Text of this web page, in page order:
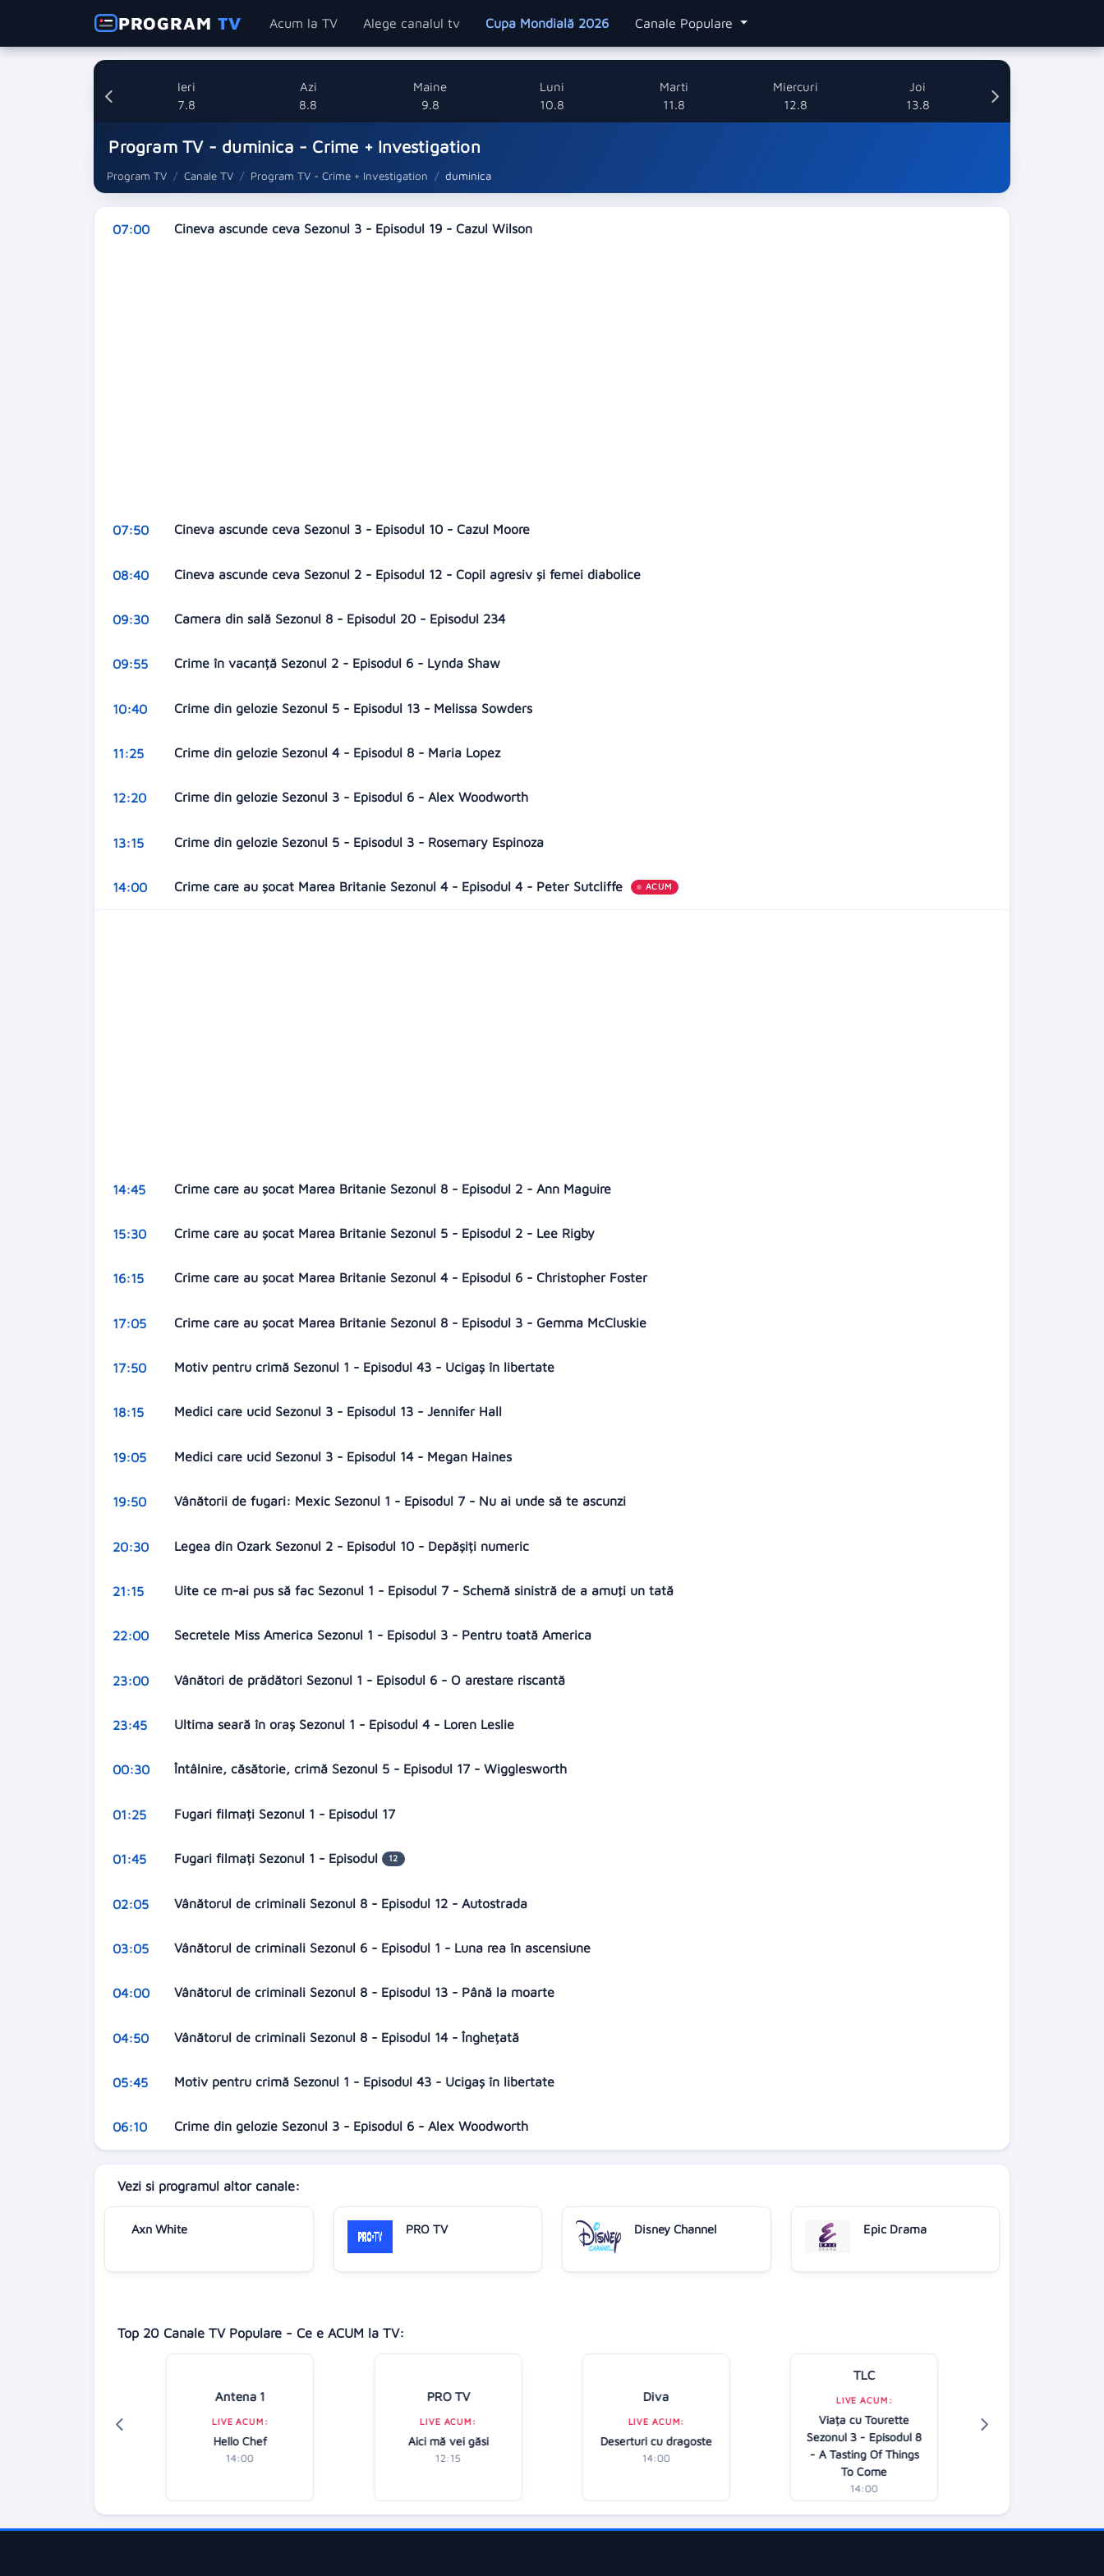
PROGRAMTV Acum la TV Alege canalul tv Cupa Mondială 2026 Canale Populare
Ieri
7.8
Azi
8.8
Maine
9.8
Luni
10.8
Marti
11.8
Miercuri
12.8
Joi
13.8
Program TV - duminica - Crime + Investigation
Program TV Canale TV Program TV - Crime + Investigation duminica
07:00 Cineva ascunde ceva Sezonul 3 - Episodul 19 - Cazul Wilson
07:50 Cineva ascunde ceva Sezonul 3 - Episodul 10 - Cazul Moore
08:40 Cineva ascunde ceva Sezonul 2 - Episodul 12 - Copil agresiv și femei diabolice
09:30 Camera din sală Sezonul 8 - Episodul 20 - Episodul 234
09:55 Crime în vacanță Sezonul 2 - Episodul 6 - Lynda Shaw
10:40 Crime din gelozie Sezonul 5 - Episodul 13 - Melissa Sowders
11:25 Crime din gelozie Sezonul 4 - Episodul 8 - Maria Lopez
12:20 Crime din gelozie Sezonul 3 - Episodul 6 - Alex Woodworth
13:15 Crime din gelozie Sezonul 5 - Episodul 3 - Rosemary Espinoza
14:00 Crime care au şocat Marea Britanie Sezonul 4 - Episodul 4 - Peter Sutcliffe ACUM
14:45 Crime care au şocat Marea Britanie Sezonul 8 - Episodul 2 - Ann Maguire
15:30 Crime care au şocat Marea Britanie Sezonul 5 - Episodul 2 - Lee Rigby
16:15 Crime care au şocat Marea Britanie Sezonul 4 - Episodul 6 - Christopher Foster
17:05 Crime care au şocat Marea Britanie Sezonul 8 - Episodul 3 - Gemma McCluskie
17:50 Motiv pentru crimă Sezonul 1 - Episodul 43 - Ucigaș în libertate
18:15 Medici care ucid Sezonul 3 - Episodul 13 - Jennifer Hall
19:05 Medici care ucid Sezonul 3 - Episodul 14 - Megan Haines
19:50 Vânătorii de fugari: Mexic Sezonul 1 - Episodul 7 - Nu ai unde să te ascunzi
20:30 Legea din Ozark Sezonul 2 - Episodul 10 - Depășiți numeric
21:15 Uite ce m-ai pus să fac Sezonul 1 - Episodul 7 - Schemă sinistră de a amuţi un tată
22:00 Secretele Miss America Sezonul 1 - Episodul 3 - Pentru toată America
23:00 Vânători de prădători Sezonul 1 - Episodul 6 - O arestare riscantă
23:45 Ultima seară în oraș Sezonul 1 - Episodul 4 - Loren Leslie
00:30 Întâlnire, căsătorie, crimă Sezonul 5 - Episodul 17 - Wigglesworth
01:25 Fugari filmați Sezonul 1 - Episodul 17
01:45 Fugari filmați Sezonul 1 - Episodul 12
02:05 Vânătorul de criminali Sezonul 8 - Episodul 12 - Autostrada
03:05 Vânătorul de criminali Sezonul 6 - Episodul 1 - Luna rea în ascensiune
04:00 Vânătorul de criminali Sezonul 8 - Episodul 13 - Până la moarte
04:50 Vânătorul de criminali Sezonul 8 - Episodul 14 - Înghețată
05:45 Motiv pentru crimă Sezonul 1 - Episodul 43 - Ucigaș în libertate
06:10 Crime din gelozie Sezonul 3 - Episodul 6 - Alex Woodworth
Vezi si programul altor canale:
Axn White PRO TV Disney Channel Epic Drama
Top 20 Canale TV Populare - Ce e ACUM la TV:
Antena 1
LIVE ACUM:
Hello Chef
14:00
PRO TV
LIVE ACUM:
Aici mă vei găsi
12:15
Diva
LIVE ACUM:
Deserturi cu dragoste
14:00
TLC
LIVE ACUM:
Viața cu Tourette
Sezonul 3 - Episodul 8
- A Tasting Of Things
To Come
14:00